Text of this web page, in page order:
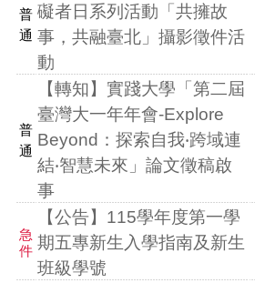
普
通
礙者日系列活動「共擁故
事，共融臺北」攝影徵件活
動
普
通
【轉知】實踐大學「第二屆
臺灣大一年年會-Explore
Beyond：探索自我‧跨域連
結‧智慧未來」論文徵稿啟
事
急
件
【公告】115學年度第一學
期五專新生入學指南及新生
班級學號